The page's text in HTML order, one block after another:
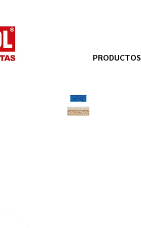
PRODUCTOS